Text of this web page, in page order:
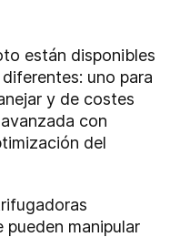
están disponibles
uno para
y de costes
con
del
manipular